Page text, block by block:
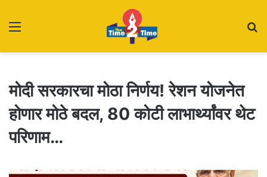
मोदी सरकारचा मोठा निर्णय! रेशन योजनेत
होणार मोठे बदल, 80 कोटी लाभार्थ्यांवर थेट
परिणाम…